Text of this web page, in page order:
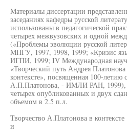
Материалы диссертации
заседаниях кафедры русской
использованы в педагогической
четырех межвузовских и одной
(«Проблемы эволюции русской
МПГУ, 1997, 1998, 1999; «Кризис
ИГПИ, 1999; IV Международная
«Творческий путь Андрея
контексте», посвященная 100-летию
А.П.Платонова, - ИМЛИ РАН, 1999),
четырех опубликованных и двух
объемом в 2.5 п.л.
Творчество А.Платонова в
и